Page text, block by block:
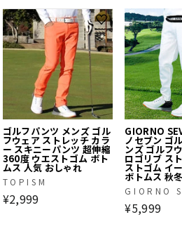
ゴルフパンツ メンズ ゴル
フウェア ストレッチ カラ
ー スキニーパンツ 超伸縮
360度 ウエストゴム ボト
ムス 人気 おしゃれ
TOPISM
¥2,999
GIORNO
ノセブン ゴ
ンズ ゴルフ
ロゴリブ ス
ストゴム イ
ボトムス 秋
GIORNO
¥5,999